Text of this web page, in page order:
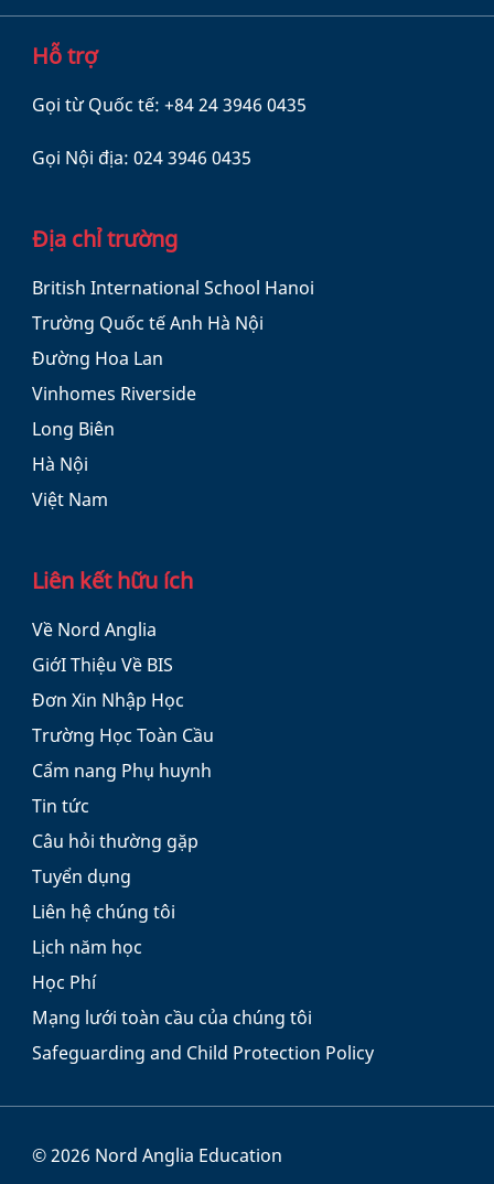
Hỗ trợ
Gọi từ Quốc tế:+84 24 3946 0435
Gọi Nội địa:024 3946 0435
Địa chỉ trường
British International School Hanoi
Trường Quốc tế Anh Hà Nội
Đường Hoa Lan
Vinhomes Riverside
Long Biên
Hà Nội
Việt Nam
Liên kết hữu ích
Về Nord Anglia
GiớI Thiệu Về BIS
Đơn Xin Nhập Học
Trường Học Toàn Cầu
Cẩm nang Phụ huynh
Tin tức
Câu hỏi thường gặp
Tuyển dụng
Liên hệ chúng tôi
Lịch năm học
Học Phí
Mạng lưới toàn cầu của chúng tôi
Safeguarding and Child Protection Policy
© 2026 Nord Anglia Education